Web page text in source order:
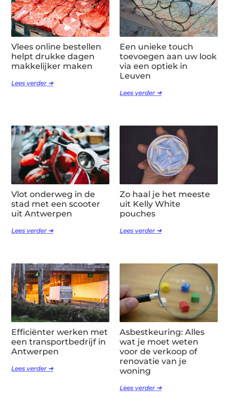
Vlees online bestellen
helpt drukke dagen
makkelijker maken
Lees verder ➜
Een unieke touch
toevoegen aan uw look
via een optiek in
Leuven
Lees verder ➜
Vlot onderweg in de
stad met een scooter
uit Antwerpen
Lees verder ➜
Zo haal je het meeste
uit Kelly White
pouches
Lees verder ➜
Efficiënter werken met
een transportbedrijf in
Antwerpen
Lees verder ➜
Asbestkeuring: Alles
wat je moet weten
voor de verkoop of
renovatie van je
woning
Lees verder ➜